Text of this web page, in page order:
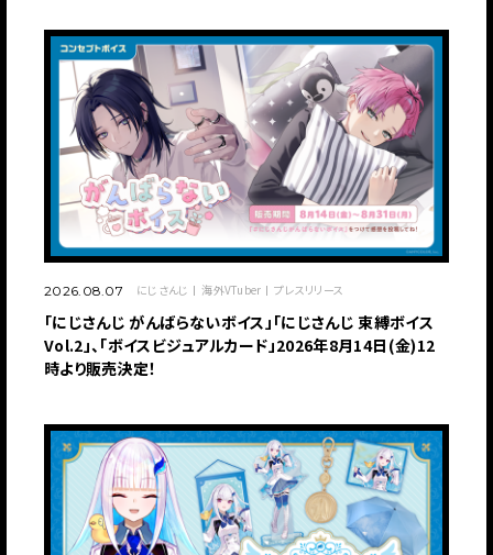
2026.08.07 にじさんじ 海外VTuber プレスリリース
「にじさんじ がんばらないボイス」「にじさんじ 束縛ボイス
Vol.2」、「ボイスビジュアルカード」2026年8月14日(金)12
時より販売決定！